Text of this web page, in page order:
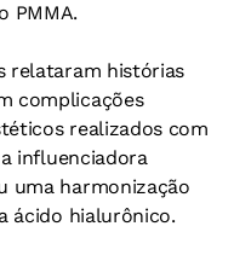
PMMA.
relataram histórias
complicações
realizados com
influenciadora
uma harmonização
ácido hialurônico.